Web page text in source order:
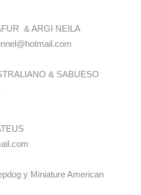
& ARGI NEILA
& SABUESO
y Miniature American